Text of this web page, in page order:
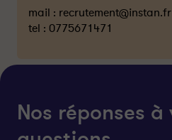
mail : recrutement@instan.fr
tel : 0775671471
Nos réponses à